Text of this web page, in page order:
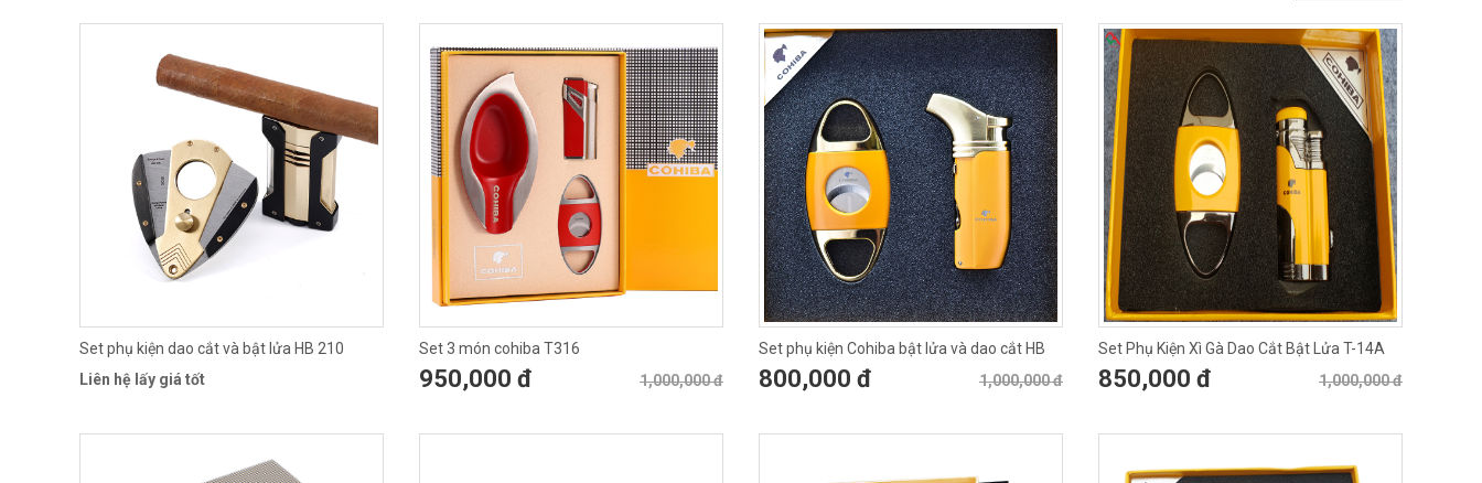
Set phụ kiện dao cắt và bật lửa HB 210
Liên hệ lấy giá tốt
Set 3 món cohiba T316
1,000,000 đ
950,000 đ
Set phụ kiện Cohiba bật lửa và dao cắt HB
422
1,000,000 đ
800,000 đ
Set Phụ Kiện Xì Gà Dao Cắt Bật Lửa T-14A
1,000,000 đ
850,000 đ